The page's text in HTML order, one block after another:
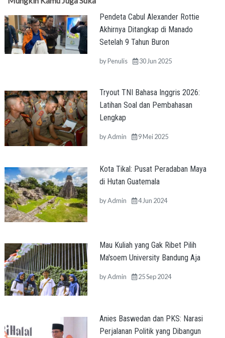
Pendeta Cabul Alexander Rottie
Akhirnya Ditangkap di Manado
Setelah 9 Tahun Buron
byPenulis 30 Jun 2025
Tryout TNI Bahasa Inggris 2026:
Latihan Soal dan Pembahasan
Lengkap
byAdmin 9 Mei 2025
Kota Tikal: Pusat Peradaban Maya
di Hutan Guatemala
byAdmin 4 Jun 2024
Mau Kuliah yang Gak Ribet Pilih
Ma'soem University Bandung Aja
byAdmin 25 Sep 2024
Anies Baswedan dan PKS: Narasi
Perjalanan Politik yang Dibangun